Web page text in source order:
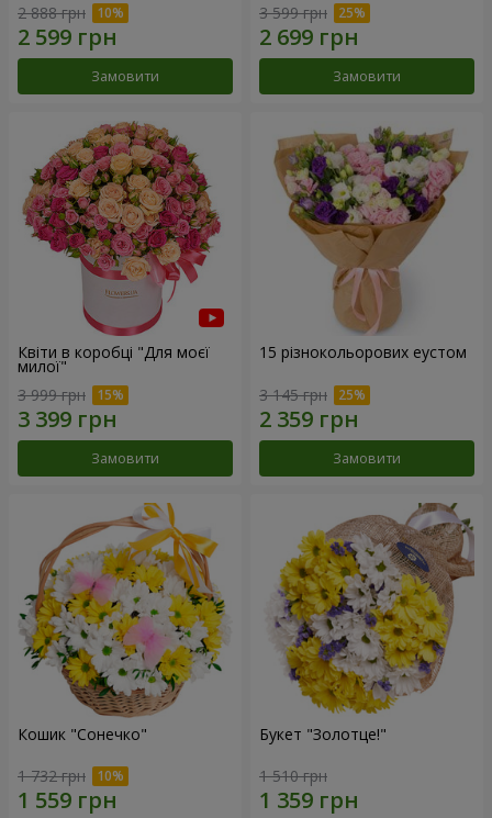
2 888 грн
Замовити
3 599 грн
Замовити
Квіти в коробці "Для моєї
милої"
3 999 грн
Замовити
15 різнокольорових еустом
3 145 грн
Замовити
Кошик "Сонечко"
1 732 грн
Букет "Золотце!"
1 510 грн